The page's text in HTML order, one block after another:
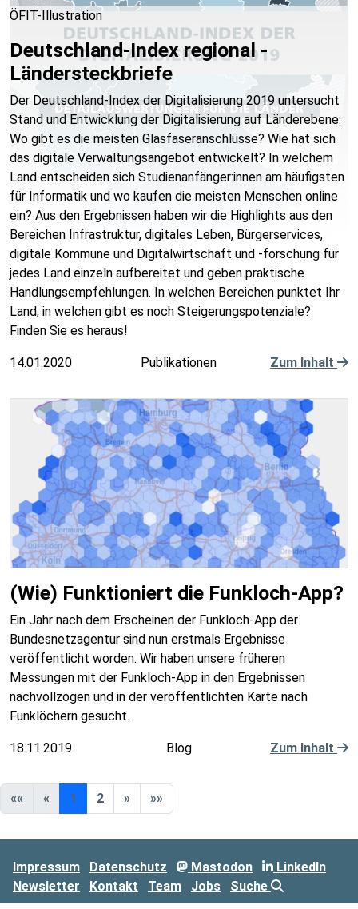
ÖFIT-Illustration
Deutschland-Index regional -
Ländersteckbriefe
Der Deutschland-Index der Digitalisierung 2019 untersucht
Stand und Entwicklung der Digitalisierung auf Länderebene:
Wo gibt es die meisten Glasfaseranschlüsse? Wie hat sich
das digitale Verwaltungsangebot entwickelt? In welchem
Land entscheiden sich Studienanfänger:innen am häufigsten
für Informatik und wo kaufen die meisten Menschen online
ein? Aus den Ergebnissen haben wir die Highlights aus den
Bereichen Infrastruktur, digitales Leben, Bürgerservices,
digitale Kommune und Digitalwirtschaft und -forschung für
jedes Land einzeln aufbereitet und geben praktische
Handlungsempfehlungen. In welchen Bereichen punktet Ihr
Land, in welchen gibt es noch Steigerungspotenziale?
Finden Sie es heraus!
14.01.2020 Publikationen Zum Inhalt
(Wie) Funktioniert die Funkloch-App?
Ein Jahr nach dem Erscheinen der Funkloch-App der
Bundesnetzagentur sind nun erstmals Ergebnisse
veröffentlicht worden. Wir haben unsere früheren
Messungen mit der Funkloch-App in den Ergebnissen
nachvollzogen und in der veröffentlichten Karte nach
Funklöchern gesucht.
18.11.2019 Blog Zum Inhalt
«« « 1 2 » »»
Impressum Datenschutz Mastodon
LinkedIn
Newsletter
Kontakt Team Jobs Suche